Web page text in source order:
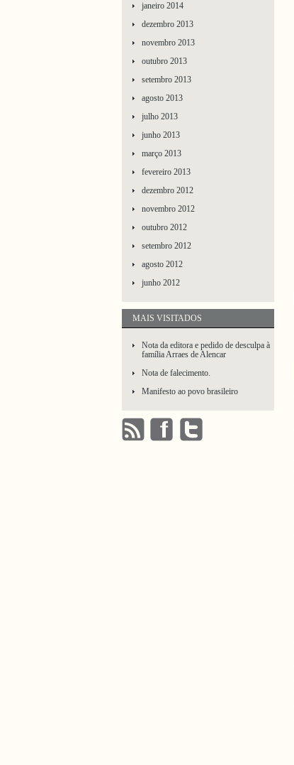
janeiro 2014
dezembro 2013
novembro 2013
outubro 2013
setembro 2013
agosto 2013
julho 2013
junho 2013
março 2013
fevereiro 2013
dezembro 2012
novembro 2012
outubro 2012
setembro 2012
agosto 2012
junho 2012
MAIS VISITADOS
Nota da editora e pedido de desculpa à
família Arraes de Alencar
Nota de falecimento.
Manifesto ao povo brasileiro